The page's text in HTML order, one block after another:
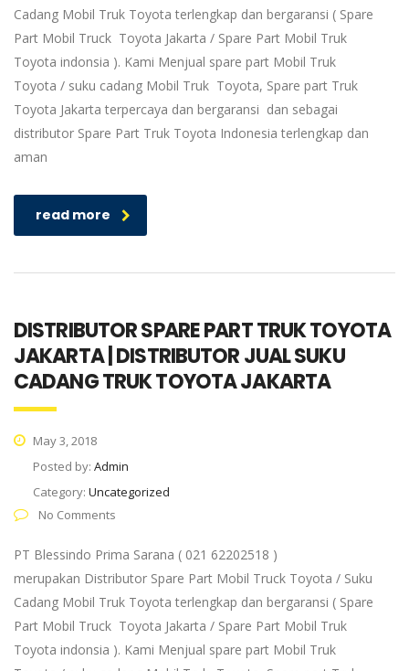
Cadang Mobil Truk Toyota terlengkap dan bergaransi ( Spare
Part Mobil Truck Toyota Jakarta / Spare Part Mobil Truk
Toyota indonsia ). Kami Menjual spare part Mobil Truk
Toyota / suku cadang Mobil Truk Toyota, Spare part Truk
Toyota Jakarta terpercaya dan bergaransi dan sebagai
distributor Spare Part Truk Toyota Indonesia terlengkap dan
aman
read more
DISTRIBUTOR SPARE PART TRUK TOYOTA
JAKARTA | DISTRIBUTOR JUAL SUKU
CADANG TRUK TOYOTA JAKARTA
May 3, 2018
Posted by: Admin
Category: Uncategorized
No Comments
PT Blessindo Prima Sarana ( 021 62202518 )
merupakan Distributor Spare Part Mobil Truck Toyota / Suku
Cadang Mobil Truk Toyota terlengkap dan bergaransi ( Spare
Part Mobil Truck Toyota Jakarta / Spare Part Mobil Truk
Toyota indonsia ). Kami Menjual spare part Mobil Truk